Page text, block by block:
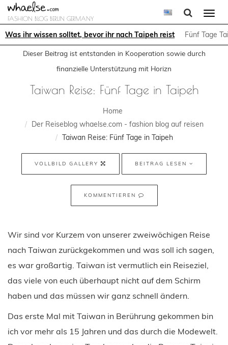
FASHION BLOG BERLIN GERMANY
Was ihr wissen solltet, bevor ihr nach Taipeh reist Fünf Tage
Dieser Beitrag ist entstanden in Kooperation sowie durch
finanzielle Unterstützung mit Horizn
Taiwan Reise: Fünf Tage in Taipeh
Home
Der Reiseblog whaelse.com - fashion blog auf reisen
Taiwan Reise: Fünf Tage in Taipeh
VOLLBILD GALLERY BEITRAG LESEN
KOMMENTIEREN
Wir sind vor Kurzem von unserer zweiwöchigen Reise
nach Taiwan zurückgekommen und was soll ich sagen,
es war großartig. Taiwan ist vermutlich ein Reiseziel,
das viele von euch überhaupt nicht auf dem Schirm
haben und das müssen wir ganz schnell ändern.
Das erste Mal mit Taiwan in Berührung gekommen bin
ich vor mehr als 15 Jahren und das durch die Modewelt.